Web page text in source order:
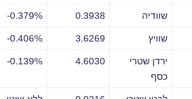
שוודיה 0.3938
0.379%-
שוויץ 3.6269
0.406%-
ירדן שטרי
כסף
4.6030
0.139%-